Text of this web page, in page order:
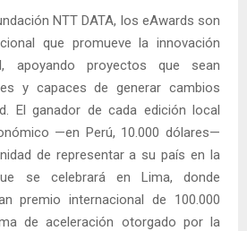
NTT DATA, los eAwards son
que promueve la innovación
apoyando proyectos que sean
y capaces de generar cambios
El ganador de cada edición local
—en Perú, 10.000 dólares—
de representar a su país en la
se celebrará en Lima, donde
premio internacional de 100.000
de aceleración otorgado por la